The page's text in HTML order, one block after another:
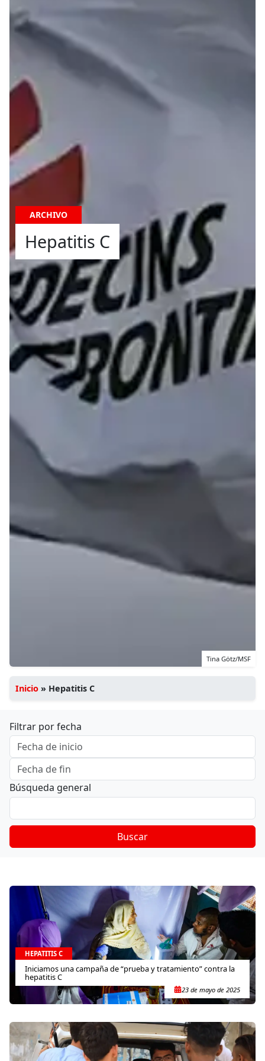
ARCHIVO
Hepatitis C
Tina Götz/MSF
Inicio » Hepatitis C
Filtrar por fecha
Búsqueda general
Buscar
HEPATITIS C
Iniciamos una campaña de “prueba y tratamiento” contra la
hepatitis C
23 de mayo de 2025